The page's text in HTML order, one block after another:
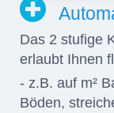
Das 2 stufige
erlaubt Ihnen
- z.B. auf m²
Böden,